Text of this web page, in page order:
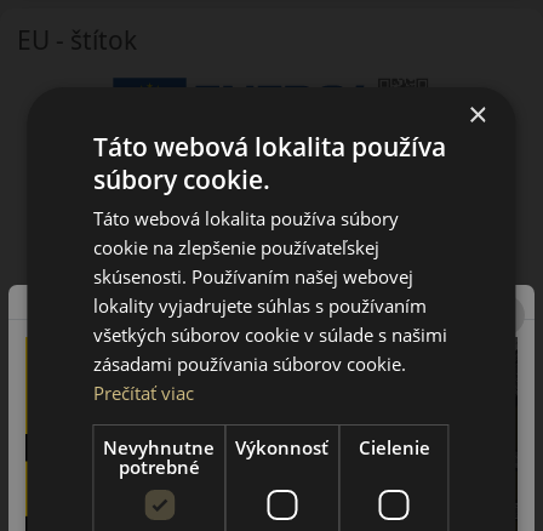
EU - štítok
×
Táto webová lokalita používa
súbory cookie.
Táto webová lokalita používa súbory
cookie na zlepšenie používateľskej
skúsenosti. Používaním našej webovej
lokality vyjadrujete súhlas s používaním
všetkých súborov cookie v súlade s našimi
zásadami používania súborov cookie.
Prečítať viac
Nevyhnutne
potrebné
Výkonnosť Cielenie